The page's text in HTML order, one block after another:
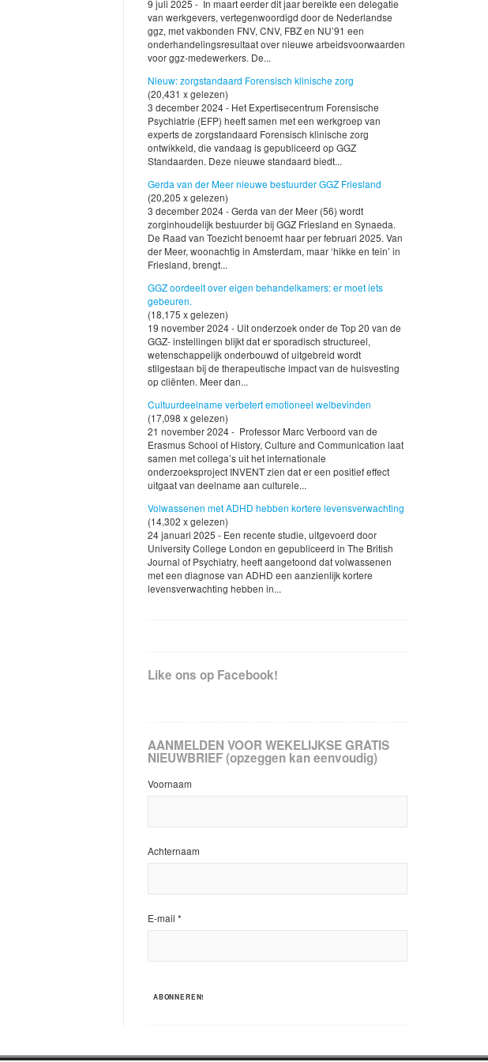
9 juli 2025 - In maart eerder dit jaar bereikte een delegatie
van werkgevers, vertegenwoordigd door de Nederlandse
ggz, met vakbonden FNV, CNV, FBZ en NU’91 een
onderhandelingsresultaat over nieuwe arbeidsvoorwaarden
voor ggz-medewerkers. De...
Nieuw: zorgstandaard Forensisch klinische zorg
(20,431 x gelezen)
3 december 2024 - Het Expertisecentrum Forensische
Psychiatrie (EFP) heeft samen met een werkgroep van
experts de zorgstandaard Forensisch klinische zorg
ontwikkeld, die vandaag is gepubliceerd op GGZ
Standaarden. Deze nieuwe standaard biedt...
Gerda van der Meer nieuwe bestuurder GGZ Friesland
(20,205 x gelezen)
3 december 2024 - Gerda van der Meer (56) wordt
zorginhoudelijk bestuurder bij GGZ Friesland en Synaeda.
De Raad van Toezicht benoemt haar per februari 2025. Van
der Meer, woonachtig in Amsterdam, maar ‘hikke en tein’ in
Friesland, brengt...
GGZ oordeelt over eigen behandelkamers: er moet iets
gebeuren.
(18,175 x gelezen)
19 november 2024 - Uit onderzoek onder de Top 20 van de
GGZ- instellingen blijkt dat er sporadisch structureel,
wetenschappelijk onderbouwd of uitgebreid wordt
stilgestaan bij de therapeutische impact van de huisvesting
op cliënten. Meer dan...
Cultuurdeelname verbetert emotioneel welbevinden
(17,098 x gelezen)
21 november 2024 - Professor Marc Verboord van de
Erasmus School of History, Culture and Communication laat
samen met collega’s uit het internationale
onderzoeksproject INVENT zien dat er een positief effect
uitgaat van deelname aan culturele...
Volwassenen met ADHD hebben kortere levensverwachting
(14,302 x gelezen)
24 januari 2025 - Een recente studie, uitgevoerd door
University College London en gepubliceerd in The British
Journal of Psychiatry, heeft aangetoond dat volwassenen
met een diagnose van ADHD een aanzienlijk kortere
levensverwachting hebben in...
Like ons op Facebook!
AANMELDEN VOOR WEKELIJKSE GRATIS
NIEUWBRIEF (opzeggen kan eenvoudig)
Voornaam
Achternaam
E-mail *